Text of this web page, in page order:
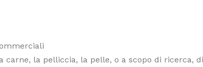
la pelliccia, la pelle, o a scopo di ricerca,